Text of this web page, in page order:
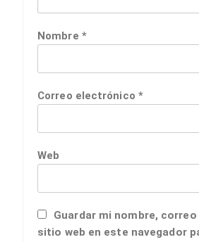
Nombre *
Correo electrónico *
Web
Guardar mi nombre,
sitio web en este navegador